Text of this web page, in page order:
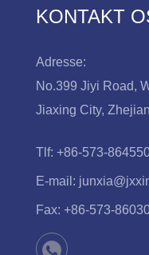
KONTAKT
Adresse:
No.399 Jiyi Road,
Jiaxing City,
Tlf: +86-573-
E-mail:
Fax: +86-573-